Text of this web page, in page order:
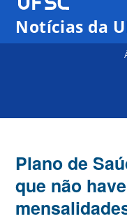
Notícias da
Plano de
que não